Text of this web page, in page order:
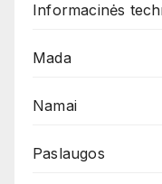
Informacinės
Mada
Namai
Paslaugos